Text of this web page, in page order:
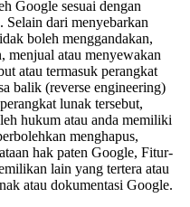
Google sesuai dengan
Selain dari menyebarkan
boleh menggandakan,
menjual atau menyewakan
atau termasuk perangkat
balik (reverse engineering)
lunak tersebut,
hukum atau anda memiliki
menghapus,
hak paten Google, Fitur-
lain yang tertera atau
atau dokumentasi Google.